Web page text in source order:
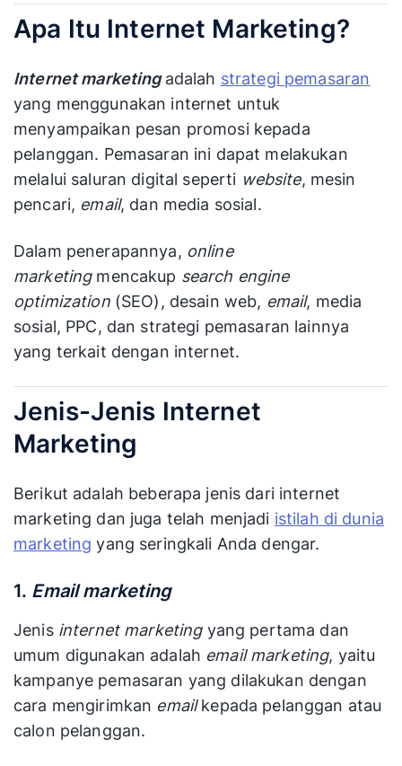
Apa Itu Internet Marketing?
Internet marketingadalah strategi pemasaran
yang menggunakan internet untuk
menyampaikan pesan promosi kepada
pelanggan. Pemasaran ini dapat melakukan
melalui saluran digital seperti website, mesin
pencari, email, dan media sosial.
Dalam penerapannya, online
marketing mencakup search engine
optimization (SEO), desain web, email, media
sosial, PPC, dan strategi pemasaran lainnya
yang terkait dengan internet.
Jenis-Jenis Internet
Marketing
Berikut adalah beberapa jenis dari internet
marketing dan juga telah menjadi istilah di dunia
marketing yang seringkali Anda dengar.
1. Email marketing
Jenis internet marketing yang pertama dan
umum digunakan adalah email marketing, yaitu
kampanye pemasaran yang dilakukan dengan
cara mengirimkan emailkepada pelanggan atau
calon pelanggan.